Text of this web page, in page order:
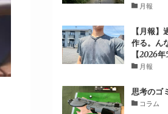
月報
【月報
作る。ん
【2026年
月報
思考のゴ
コラム